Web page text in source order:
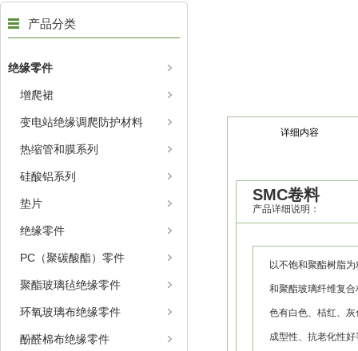
产品分类
绝缘零件
增爬裙
变电站绝缘调爬防护材料
热缩管和膜系列
硅酸铝系列
垫片
绝缘零件
PC（聚碳酸酯）零件
聚酯玻璃毡绝缘零件
环氧玻璃布绝缘零件
酚醛棉布绝缘零件
详细内容
SMC卷料
产品详细说明：
以不饱和聚酯树脂
和聚酯玻璃纤维复
色有白色、桔红、
成型性、抗老化性